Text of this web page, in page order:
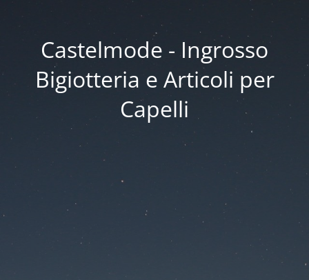
Castelmode - Ingrosso
Bigiotteria e Articoli per
Capelli